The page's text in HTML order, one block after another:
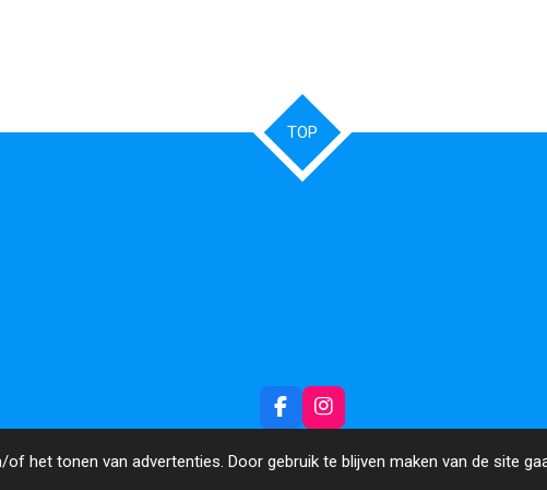
het tonen van advertenties. Door gebruik te blijven maken van de site
TOP
F
a
c
I
n
s